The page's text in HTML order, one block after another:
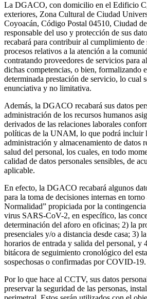
La DGACO, con domicilio en el Edificio
exteriores, Zona Cultural de Ciudad
Coyoacán, Código Postal 04510, Ciudad
responsable del uso y protección de sus
recabará para contribuir al cumplimiento de
procesos relativos a la atención a la
contratando proveedores de servicios para
dichas competencias, o bien, formalizando
determinada prestación de servicio, lo cual
enunciativa y no limitativa.
Además, la DGACO recabará sus datos
administración de los recursos humanos
derivados de las relaciones laborales
políticas de la UNAM, lo que podrá incluir
administración y almacenamiento de datos
salud del personal, los cuales, en todo
calidad de datos personales sensibles, de
aplicable.
En efecto, la DGACO recabará algunos
para la toma de decisiones internas en
Normalidad” propiciada por la contingencia
virus SARS-CoV-2, en específico, las
determinación del aforo en oficinas; 2) la
presenciales y/o a distancia desde casa; 3)
horarios de entrada y salida del personal, y
bitácora de seguimiento cronológico del
sospechosas o confirmadas por COVID-19.
Por lo que hace al CCTV, sus datos
preservar la seguridad de las personas,